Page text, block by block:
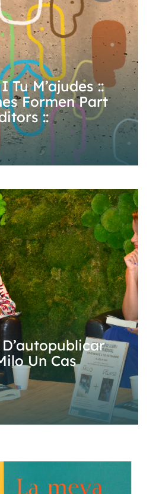
Tu M’ajudes ::
Formen Part
::
Un Cas